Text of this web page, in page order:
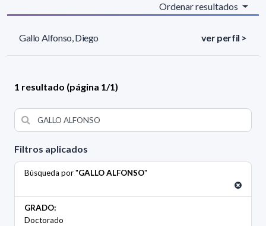
Filtros aplicados
Búsqueda por "GALLO ALFONSO"
GRADO:
Doctorado
Ordenar resultados
Gallo Alfonso, Diego ver perfil >
1 resultado (página 1/1)